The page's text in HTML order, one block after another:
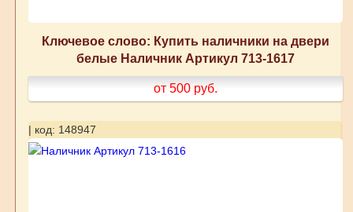
Ключевое слово: Купить наличники на двери
белые Наличник Артикул 713-1617
от 500 руб.
| код: 148947